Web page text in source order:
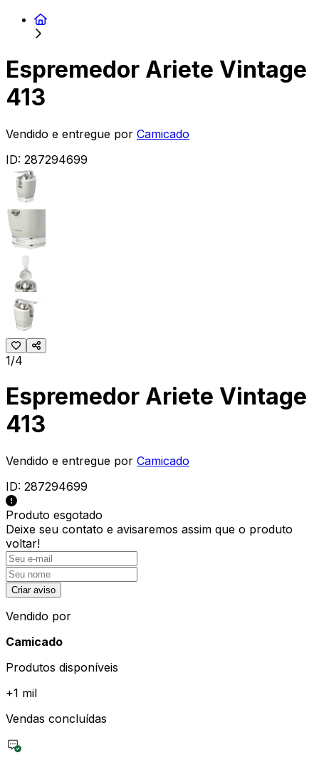
Espremedor Ariete Vintage
413
Vendido e entregue por Camicado
ID: 287294699
1/4
Espremedor Ariete Vintage
413
Vendido e entregue por Camicado
ID: 287294699
Produto esgotado
Deixe seu contato e avisaremos assim que o produto
voltar!
Criar aviso
Vendido por
Camicado
Produtos disponíveis
+1 mil
Vendas concluídas